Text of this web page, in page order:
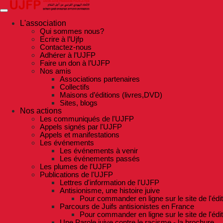
Skip
to
contentL'association
Qui sommes nous?
Ecrire à l’Ujfp
Contactez-nous
Adhérer à l’UJFP
Faire un don à l’UJFP
Nos amis
Associations partenaires
Collectifs
Maisons d’éditions (livres,DVD)
Sites, blogs
Nos actions
Les communiqués de l'UJFP
Appels signés par l'UJFP
Appels et manifestations
Les événements
Les événements à venir
Les événements passés
Les plumes de l'UJFP
Publications de l'UJFP
Lettres d'information de l'UJFP
Antisionisme, une histoire juive
Pour commander en ligne sur le site de
Parcours de Juifs antisionistes en France
Pour commander en ligne sur le site de